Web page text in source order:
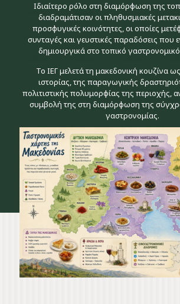
Ιδιαίτερο ρόλο στη διαμόρφωση της
διαδραμάτισαν οι πληθυσμιακές
προσφυγικές κοινότητες, οι οποίες
συνταγές και γευστικές παραδόσεις
δημιουργικά στο τοπικό
Το ΙΕΓ μελετά τη μακεδονική κουζίνα
ιστορίας, της παραγωγικής
πολιτιστικής πολυμορφίας της περιοχής,
συμβολή της στη διαμόρφωση της
γαστρονομίας.